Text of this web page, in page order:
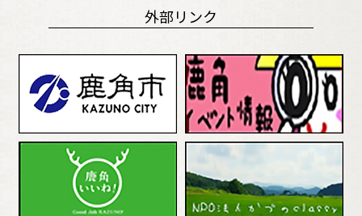
外部リンク